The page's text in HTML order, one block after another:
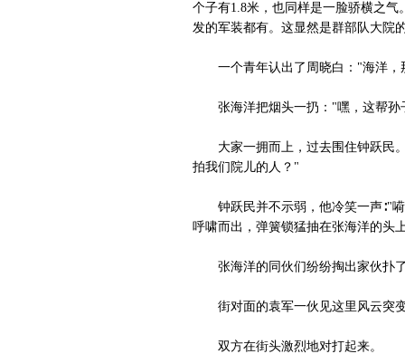
个子有1.8米，也同样是一脸骄横之
发的军装都有。这显然是群部队大院
一个青年认出了周晓白："海洋，
张海洋把烟头一扔："嘿，这帮孙
大家一拥而上，过去围住钟跃民。
拍我们院儿的人？"
钟跃民并不示弱，他冷笑一声∶"嗬
呼啸而出，弹簧锁猛抽在张海洋的头
张海洋的同伙们纷纷掏出家伙扑
街对面的袁军一伙见这里风云突
双方在街头激烈地对打起来。